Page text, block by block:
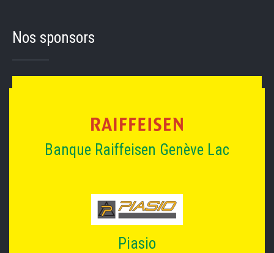
Nos sponsors
Banque Raiffeisen Genève Lac
Piasio